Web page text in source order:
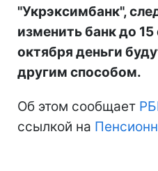
"Укрэксимбанк",
изменить банк до
октября деньги
другим способом.
Об этом сообщает
ссылкой на